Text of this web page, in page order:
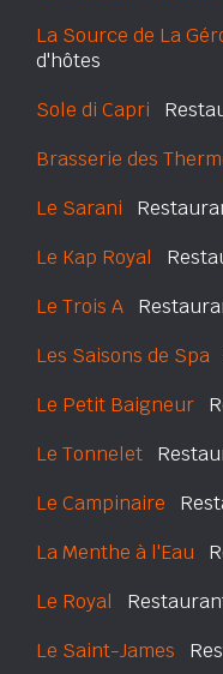
La Source de La
d'hôtes
Sole di Capri
Brasserie des
Le Sarani
Le Kap Royal
Le Trois A
Les Saisons de Spa
Le Petit Baigneur
Le Tonnelet
Le Campinaire
La Menthe à l'Eau
Le Royal
Le Saint-James